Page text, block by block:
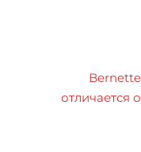
отличается